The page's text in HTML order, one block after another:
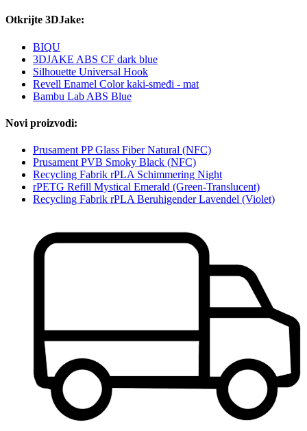
Otkrijte 3DJake:
BIQU
3DJAKE ABS CF dark blue
Silhouette Universal Hook
Revell Enamel Color kaki-smeđi - mat
Bambu Lab ABS Blue
Novi proizvodi:
Prusament PP Glass Fiber Natural (NFC)
Prusament PVB Smoky Black (NFC)
Recycling Fabrik rPLA Schimmering Night
rPETG Refill Mystical Emerald (Green-Translucent)
Recycling Fabrik rPLA Beruhigender Lavendel (Violet)